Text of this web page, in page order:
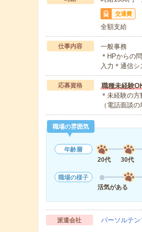
交通費
全額支給
仕事内容
一般事務
＊HPからの
入力＊通信
応募資格 職種未経験
＊未経験の
（電話面談
職場の雰囲気
年齢層
20代
30代
職場の様子
活気がある
派遣会社 パーソルテ